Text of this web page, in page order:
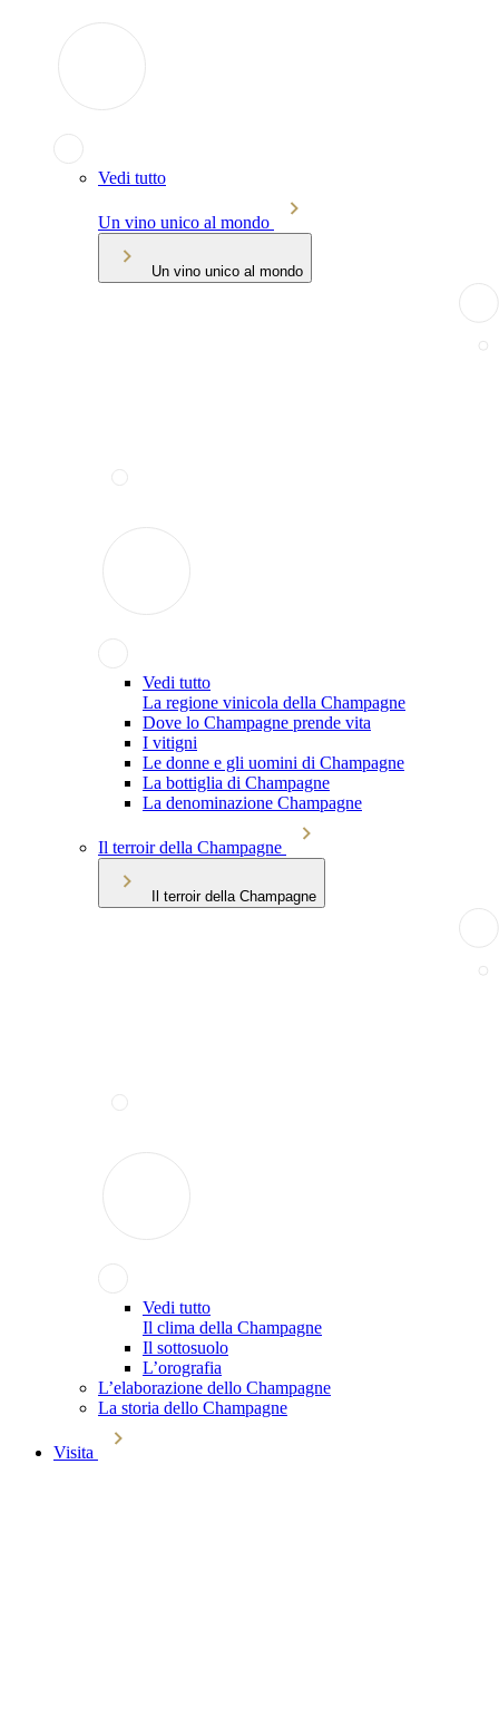
Vedi tutto
Un vino unico al mondo
Un vino unico al mondo
Vedi tutto
La regione vinicola della Champagne
Dove lo Champagne prende vita
I vitigni
Le donne e gli uomini di Champagne
La bottiglia di Champagne
La denominazione Champagne
Il terroir della Champagne
Il terroir della Champagne
Vedi tutto
Il clima della Champagne
Il sottosuolo
L’orografia
L’elaborazione dello Champagne
La storia dello Champagne
Visita